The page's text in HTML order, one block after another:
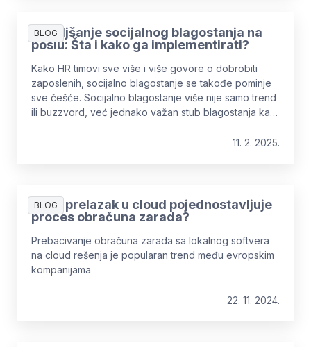
BLOG
Poboljšanje socijalnog blagostanja na
poslu: Šta i kako ga implementirati?
Kako HR timovi sve više i više govore o dobrobiti
zaposlenih, socijalno blagostanje se takođe pominje
sve češće. Socijalno blagostanje više nije samo trend
ili buzzvord, već jednako važan stub blagostanja kao
11. 2. 2025.
BLOG
Kako prelazak u cloud pojednostavljuje
proces obračuna zarada?
Prebacivanje obračuna zarada sa lokalnog softvera
na cloud rešenja je popularan trend među evropskim
kompanijama
22. 11. 2024.